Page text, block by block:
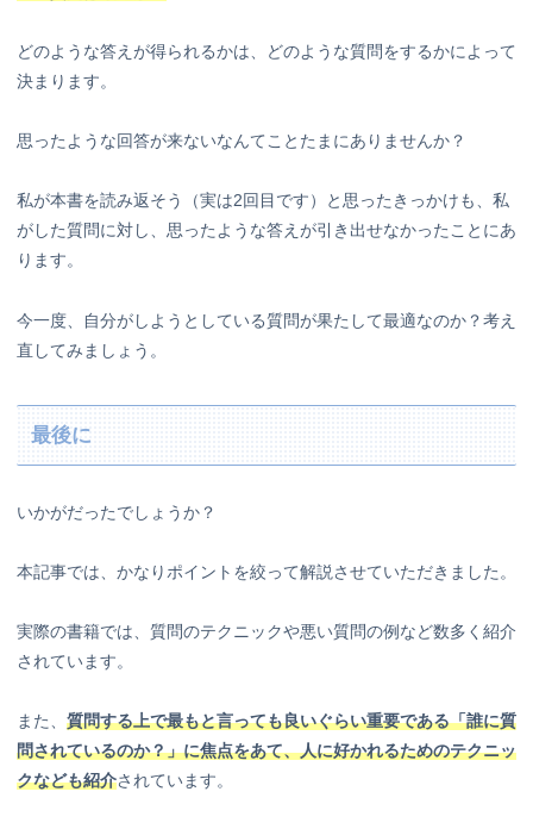
どのような答えが得られるかは、どのような質問をするかによって
決まります。
思ったような回答が来ないなんてことたまにありませんか？
私が本書を読み返そう（実は2回目です）と思ったきっかけも、私
がした質問に対し、思ったような答えが引き出せなかったことにあ
ります。
今一度、自分がしようとしている質問が果たして最適なのか？考え
直してみましょう。
最後に
いかがだったでしょうか？
本記事では、かなりポイントを絞って解説させていただきました。
実際の書籍では、質問のテクニックや悪い質問の例など数多く紹介
されています。
また、 質問する上で最もと言っても良いぐらい重要である「誰に質
問されているのか？」に焦点をあて、人に好かれるためのテクニッ
クなども紹介されています。